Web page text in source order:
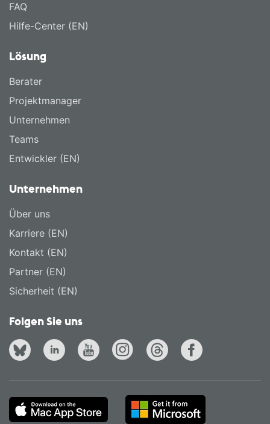
FAQ
Hilfe-Center (EN)
Lösung
Berater
Projektmanager
Unternehmen
Teams
Entwickler (EN)
Unternehmen
Über uns
Karriere (EN)
Kontakt (EN)
Partner (EN)
Sicherheit (EN)
Folgen Sie uns